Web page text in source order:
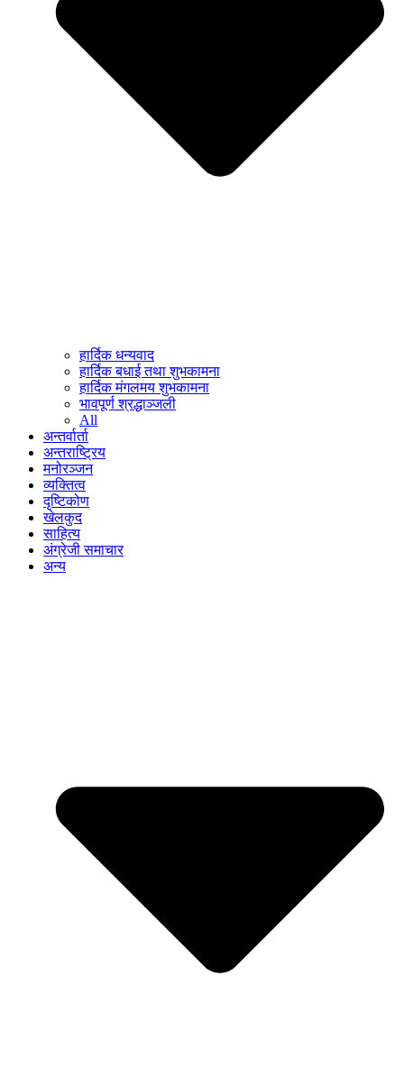
हार्दिक धन्यवाद
हार्दिक बधाई तथा शुभकामना
हार्दिक मंगलमय शुभकामना
भावपूर्ण श्रद्धाञ्जली
All
अन्तर्वार्ता
अन्तराष्ट्रिय
मनोरञ्जन
व्यक्तित्व
दृष्टिकोण
खेलकुद
साहित्य
अंग्रेजी समाचार
अन्य